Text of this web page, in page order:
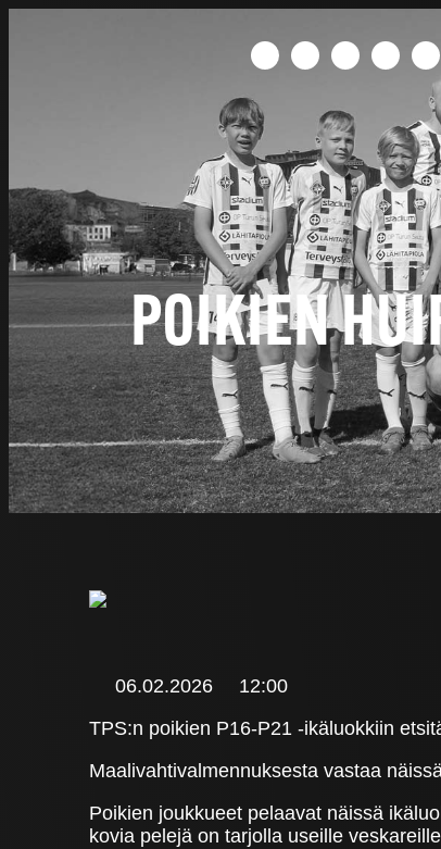
POIKIEN
06.02.2026
12:00
TPS:n poikien P16-P21 -ikäluokkiin
Maalivahtivalmennuksesta vastaa
Poikien joukkueet pelaavat näissä
kovia pelejä on tarjolla useille